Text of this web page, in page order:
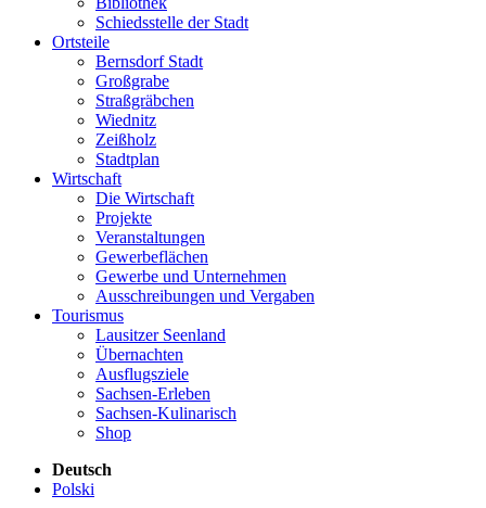
Schiedsstelle der Stadt
Ortsteile
Bernsdorf Stadt
Großgrabe
Straßgräbchen
Wiednitz
Zeißholz
Stadtplan
Wirtschaft
Die Wirtschaft
Projekte
Veranstaltungen
Gewerbeflächen
Gewerbe und Unternehmen
Ausschreibungen und Vergaben
Tourismus
Lausitzer Seenland
Übernachten
Ausflugsziele
Sachsen-Erleben
Sachsen-Kulinarisch
Shop
Deutsch
Polski